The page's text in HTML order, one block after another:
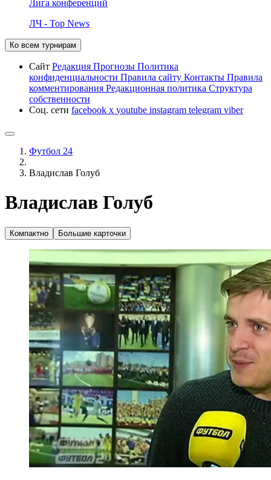
Лига конференций
ЛЧ - Top News
Ко всем турнирам
Сайт Редакция Прогнозы Политика
конфиденциальности Правила сайту Контакты Правила
комментирования Редакционная политика Структура
собственности
Соц. сети facebook x youtube instagram telegram viber
Футбол 24
Владислав Голуб
Владислав Голуб
Компактно Большие карточки